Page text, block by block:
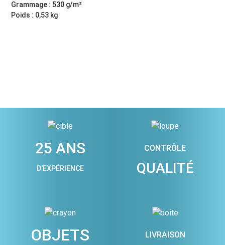
Grammage : 530 g/m²
Poids : 0,53 kg
25 ANS
D'EXPÉRIENCE
CONTRÔLE
QUALITÉ
OBJETS LIVRAISON